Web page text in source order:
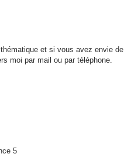
et si vous avez envie de
moi par mail ou par téléphone.
5